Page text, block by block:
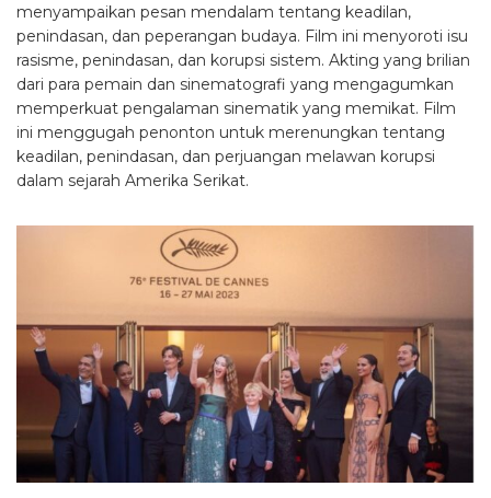
menyampaikan pesan mendalam tentang keadilan,
penindasan, dan peperangan budaya. Film ini menyoroti isu
rasisme, penindasan, dan korupsi sistem. Akting yang brilian
dari para pemain dan sinematografi yang mengagumkan
memperkuat pengalaman sinematik yang memikat. Film
ini menggugah penonton untuk merenungkan tentang
keadilan, penindasan, dan perjuangan melawan korupsi
dalam sejarah Amerika Serikat.